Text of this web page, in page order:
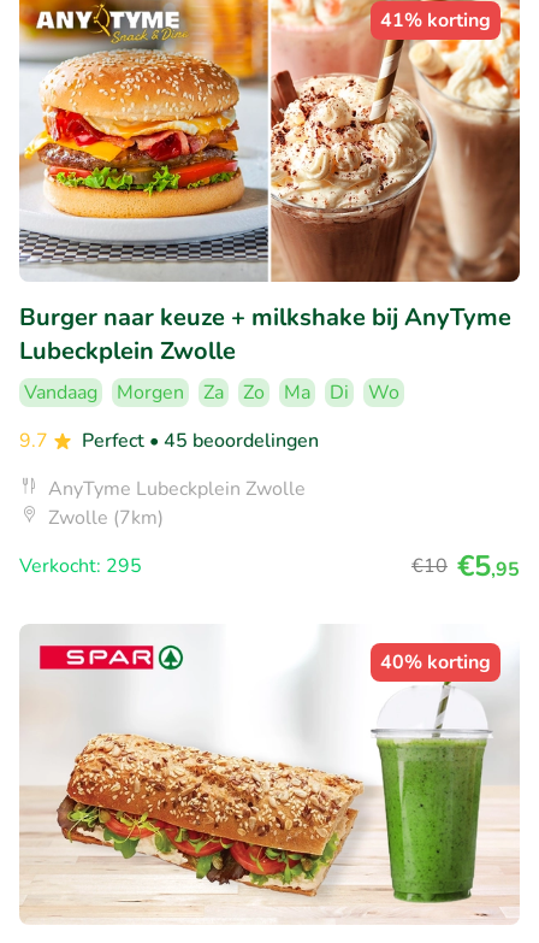
41% korting
Burger naar keuze + milkshake bij AnyTyme
Lubeckplein Zwolle
Vandaag Morgen Za Zo Ma Di
Wo
9.7
Perfect • 45 beoordelingen
AnyTyme Lubeckplein Zwolle
Zwolle (7km)
Verkocht: 295
€10 €5,95
40% korting